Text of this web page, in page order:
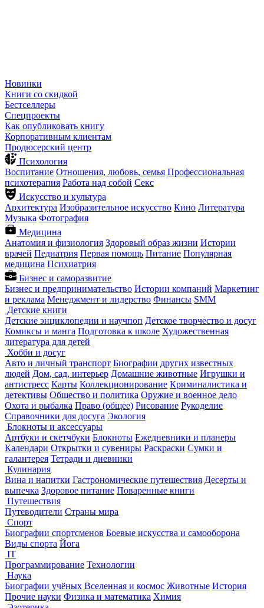
Новинки
Книги со скидкой
Бестселлеры
Спецпроекты
Как опубликовать книгу
Корпоративным клиентам
Продюсерский центр
Психология
Воспитание Отношения, любовь, семья Профессиональная
психотерапия Работа над собой Секс
Искусство и культура
Архитектура Изобразительное искусство Кино Литература
Музыка Фотография
Медицина
Анатомия и физиология Здоровый образ жизни Истории
врачей Педиатрия Первая помощь Питание Популярная
медицина Психиатрия
Бизнес и саморазвитие
Бизнес и предпринимательство Истории компаний Маркетинг
и реклама Менеджмент и лидерство Финансы SMM
Детские книги
Детские энциклопедии и научпоп Детское творчество и досуг
Комиксы и манга Подготовка к школе Художественная
литература для детей
Хобби и досуг
Авто и личный транспорт Биографии других известных
людей Дом, сад, интерьер Домашние животные Игрушки и
антистресс Карты Коллекционирование Криминалистика и
детективы Общество и политика Оружие и военное дело
Охота и рыбалка Право (общее) Рисование Рукоделие
Справочники для досуга Экология
Блокноты и аксессуары
Артбуки и скетчбуки Блокноты Ежедневники и планеры
Календари Открытки и сувениры Раскраски Сумки и
галантерея Тетради и дневники
Кулинария
Вина и напитки Гастрономические путешествия Десерты и
выпечка Здоровое питание Поваренные книги
Путешествия
Путеводители Страны мира
Спорт
Биографии спортсменов Боевые искусства и самооборона
Виды спорта Йога
IT
Программирование Технологии
Наука
Биографии учёных Вселенная и космос Животные История
Прочие науки Физика и математика Химия